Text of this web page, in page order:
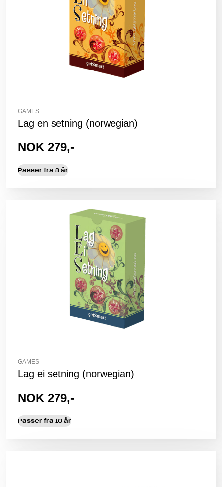
GAMES
Lag en setning (norwegian)
NOK 279,-
Passer fra 8 år
GAMES
Lag ei setning (norwegian)
NOK 279,-
Passer fra 10 år